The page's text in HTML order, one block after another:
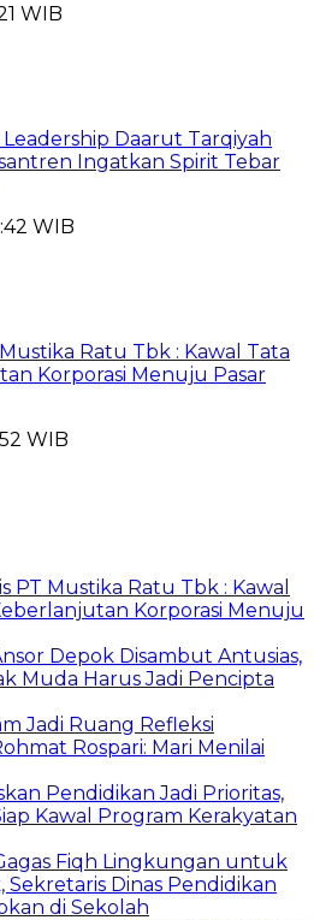
WIB
Daarut Tarqiyah
Ingatkan Spirit Tebar
WIB
Ratu Tbk : Kawal Tata
Korporasi Menuju Pasar
WIB
PT Mustika Ratu Tbk : Kawal
Korporasi Menuju
Depok Disambut Antusias,
Muda Harus Jadi Pencipta
Jadi Ruang Refleksi
Rospari: Mari Menilai
Pendidikan Jadi Prioritas,
Kawal Program Kerakyatan
Fiqh Lingkungan untuk
Sekretaris Dinas Pendidikan
di Sekolah